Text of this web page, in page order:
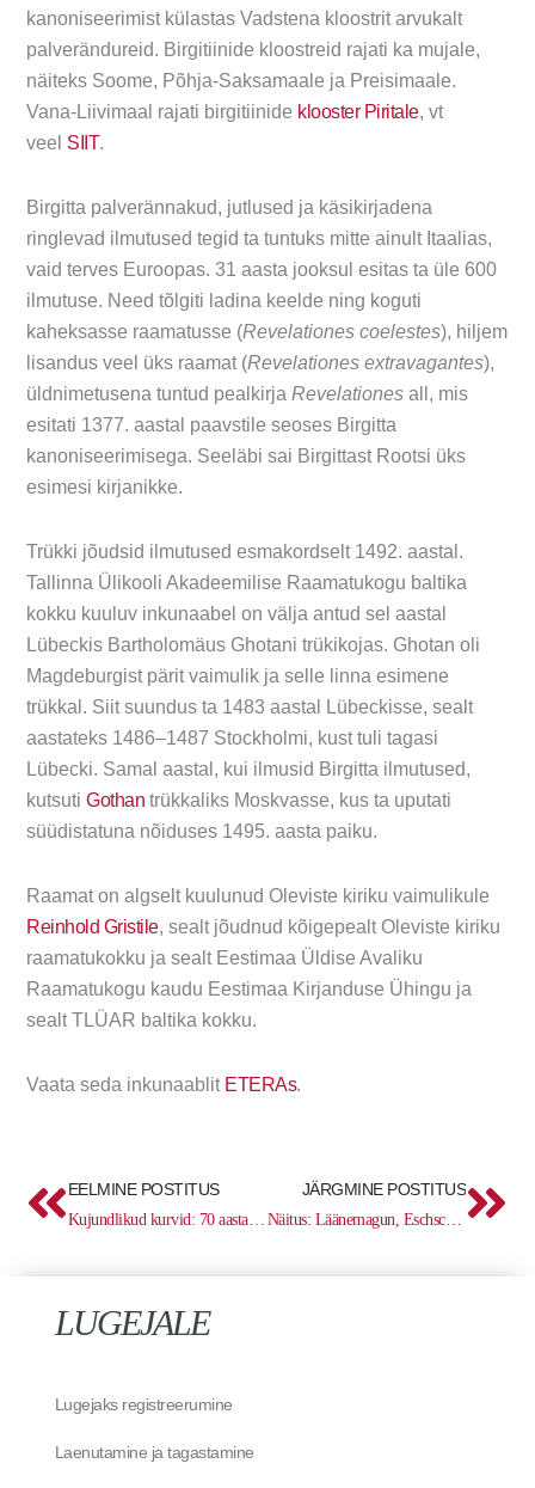
kanoniseerimist külastas Vadstena kloostrit arvukalt
palverändureid. Birgitiinide kloostreid rajati ka mujale,
näiteks Soome, Põhja-Saksamaale ja Preisimaale.
Vana-Liivimaal rajati birgitiinide klooster Piritale, vt
veel SIIT.
Birgitta palverännakud, jutlused ja käsikirjadena
ringlevad ilmutused tegid ta tuntuks mitte ainult Itaalias,
vaid terves Euroopas. 31 aasta jooksul esitas ta üle 600
ilmutuse. Need tõlgiti ladina keelde ning koguti
kaheksasse raamatusse (Revelationes coelestes), hiljem
lisandus veel üks raamat (Revelationes extravagantes),
üldnimetusena tuntud pealkirjaRevelationes all, mis
esitati 1377. aastal paavstile seoses Birgitta
kanoniseerimisega. Seeläbi sai Birgittast Rootsi üks
esimesi kirjanikke.
Trükki jõudsid ilmutused esmakordselt 1492. aastal.
Tallinna Ülikooli Akadeemilise Raamatukogu baltika
kokku kuuluv inkunaabel on välja antud sel aastal
Lübeckis Bartholomäus Ghotani trükikojas. Ghotan oli
Magdeburgist pärit vaimulik ja selle linna esimene
trükkal. Siit suundus ta 1483 aastal Lübeckisse, sealt
aastateks 1486–1487 Stockholmi, kust tuli tagasi
Lübecki. Samal aastal, kui ilmusid Birgitta ilmutused,
kutsutiGothan trükkaliks Moskvasse, kus ta uputati
süüdistatuna nõiduses 1495. aasta paiku.
Raamat on algselt kuulunud Oleviste kiriku vaimulikule
Reinhold Gristile, sealt jõudnud kõigepealt Oleviste kiriku
raamatukokku ja sealt Eestimaa Üldise Avaliku
Raamatukogu kaudu Eestimaa Kirjanduse Ühingu ja
sealt TLÜAR baltika kokku.
Vaata seda inkunaablit ETERAs.
Prev
EELMINE POSTITUS
Kujundlikud kurvid: 70 aastat raamatukujunduse konkurssi Eestis
JÄRGMINE POSTITUS
Näitus: Läänemagun, Eschscholtz, Chamisso ja teised
LUGEJALE
Lugejaks registreerumine
Laenutamine ja tagastamine